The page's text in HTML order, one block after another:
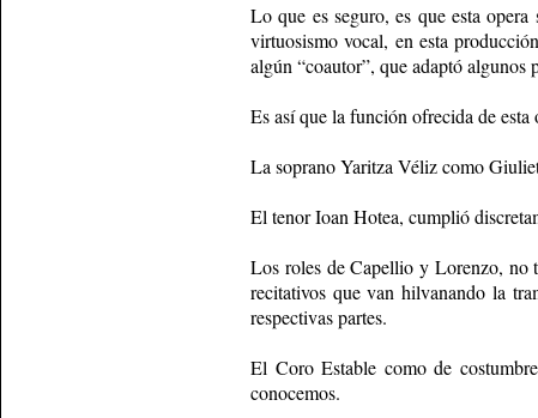
Lo que es seguro, es que esta
virtuosismo vocal, en esta
algún “coautor”, que adaptó algunos
Es así que la función ofrecida de
La soprano Yaritza Véliz como
El tenor Ioan Hotea, cumplió
Los roles de Capellio y Lorenzo, no
recitativos que van hilvanando la
respectivas partes.
El Coro Estable como de
conocemos.